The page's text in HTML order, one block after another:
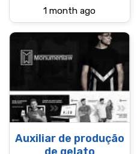
1 month ago
Auxiliar de produção